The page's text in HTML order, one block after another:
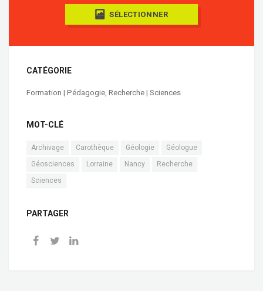
SÉLECTIONNER
CATÉGORIE
Formation | Pédagogie, Recherche | Sciences
MOT-CLÉ
Archivage Carothèque Géologie
Géologue
Géosciences
Lorraine Nancy
Recherche
Sciences
PARTAGER